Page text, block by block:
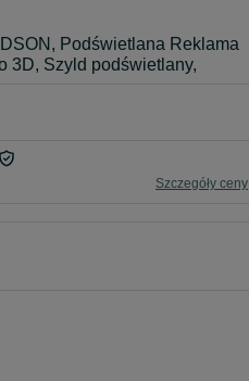
Podświetlana Reklama
3D, Szyld podświetlany,
Szczegóły ceny